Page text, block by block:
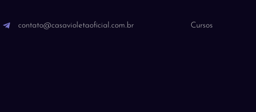
contato@casavioletaoficial.com.br Cursos